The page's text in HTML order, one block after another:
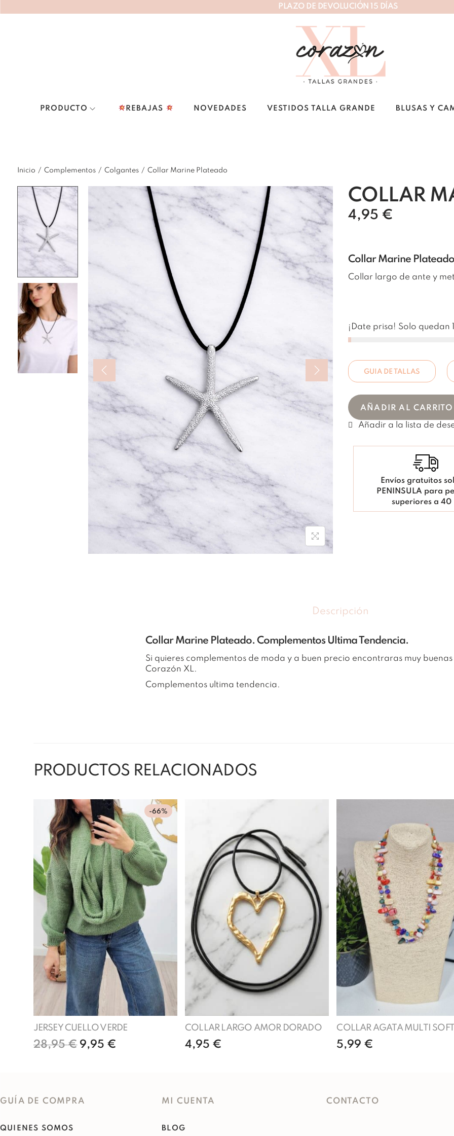
P LAZO DE DEVOLUC ÓN 5 DÍ AS
PRODUCTO REBAJAS NOVEDADES VESTIDOS TALLA GRANDE BLUSAS Y
Inicio / Complementos / Colgantes / Collar Marine Plateado
COLLAR
4,95 €
Collar Marine
Collar largo de ante y
¡Date prisa! Solo quedan
GUIA DE TALLAS
AÑADIR AL CARRITO
Envíos gratuitos
PENINSULA para
superiores a 40
Descripción
Collar Marine Plateado. Complementos Ultima Tendencia.
Si quieres complementos de moda y a buen precio encontraras muy
Corazón XL.
Complementos ultima tendencia.
PRODUCTOS RELACIONADOS
-66%
JERSEY CUELLO VERDE
28,95€ 9,95 €
COLLAR LARGO AMOR DORADO
4,95 €
COLLAR AGATA MULTI
5,99 €
GUÍA DE COMPRA
QUIENES SOMOS
MI CUENTA
BLOG
CONTACTO